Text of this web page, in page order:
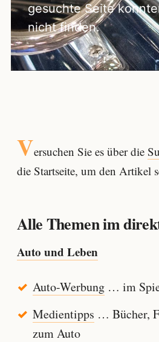
gesuchte Seite
nicht finden.
Versuchen Sie es über die
die Startseite, um den Artikel
Alle Themen im
Auto und Leben
Auto-Werbung… im
Medientipps … Bücher,
zum Auto